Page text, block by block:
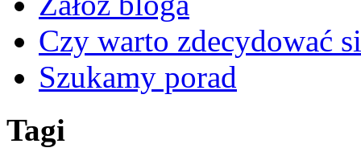
Czy warto zdecydować
Szukamy porad
Tagi